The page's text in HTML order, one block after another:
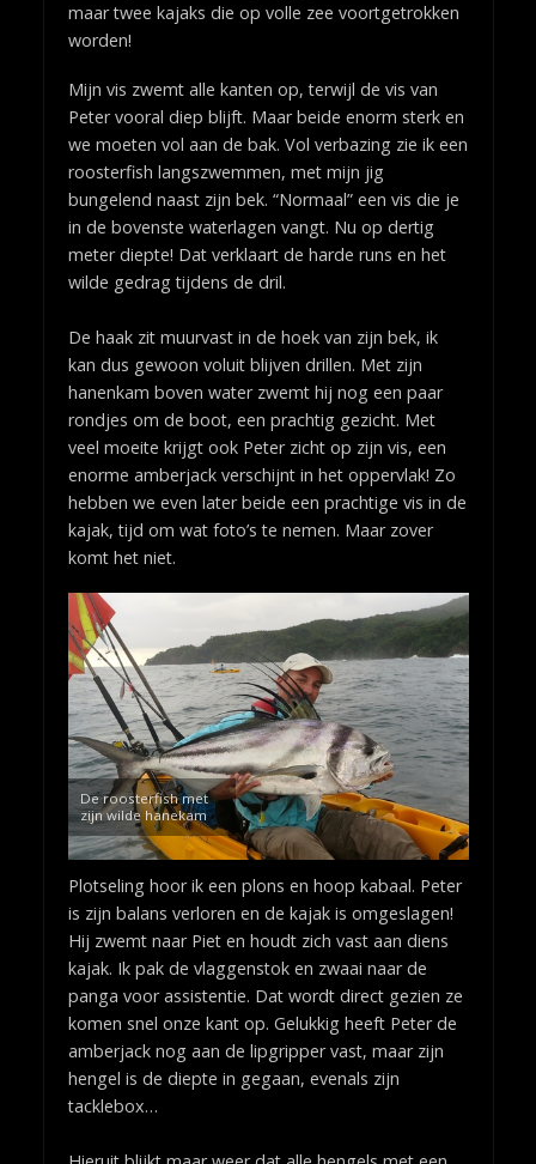
maar twee kajaks die op volle zee voortgetrokken
worden!
Mijn vis zwemt alle kanten op, terwijl de vis van
Peter vooral diep blijft. Maar beide enorm sterk en
we moeten vol aan de bak. Vol verbazing zie ik een
roosterfish langszwemmen, met mijn jig
bungelend naast zijn bek. “Normaal” een vis die je
in de bovenste waterlagen vangt. Nu op dertig
meter diepte! Dat verklaart de harde runs en het
wilde gedrag tijdens de dril.
De haak zit muurvast in de hoek van zijn bek, ik
kan dus gewoon voluit blijven drillen. Met zijn
hanenkam boven water zwemt hij nog een paar
rondjes om de boot, een prachtig gezicht. Met
veel moeite krijgt ook Peter zicht op zijn vis, een
enorme amberjack verschijnt in het oppervlak! Zo
hebben we even later beide een prachtige vis in de
kajak, tijd om wat foto’s te nemen. Maar zover
komt het niet.
De roosterfish met
zijn wilde hanekam
Plotseling hoor ik een plons en hoop kabaal. Peter
is zijn balans verloren en de kajak is omgeslagen!
Hij zwemt naar Piet en houdt zich vast aan diens
kajak. Ik pak de vlaggenstok en zwaai naar de
panga voor assistentie. Dat wordt direct gezien ze
komen snel onze kant op. Gelukkig heeft Peter de
amberjack nog aan de lipgripper vast, maar zijn
hengel is de diepte in gegaan, evenals zijn
tacklebox…